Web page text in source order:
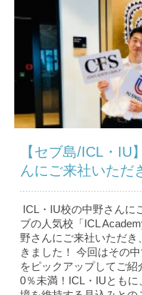
【セブ島/ICL・IU
んにご来社いただ
ICL・IU校の中野さんに
ブの人気校「ICL
野さんにご来社いただ
きました！ 今回はその
をピックアップしてご
0％未満！ICL・IUとも